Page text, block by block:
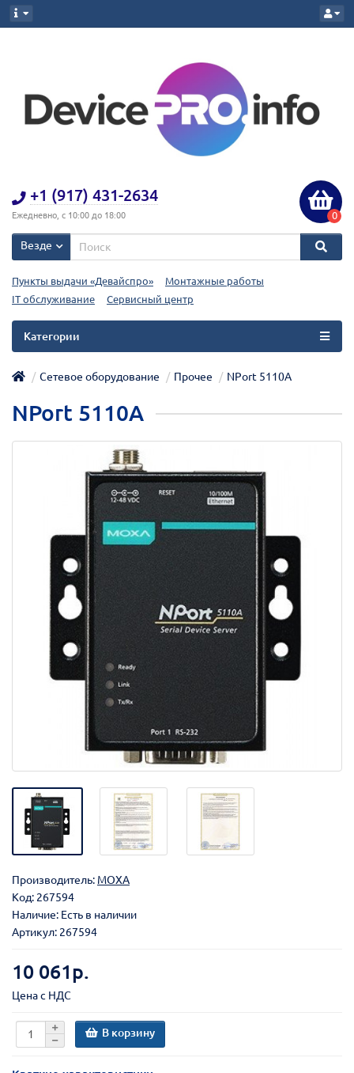
+1 (917) 431-2634
Ежедневно, с 10:00 до 18:00 0
Везде
Пункты выдачи «Девайспро»
Монтажные работы
IT обслуживание
Сервисный центр
Категории
Сетевое оборудование Прочее NPort 5110A
NPort 5110A
Производитель: MOXA
Код: 267594
Наличие: Есть в наличии
Артикул: 267594
10 061р.
Цена с НДС
В корзину